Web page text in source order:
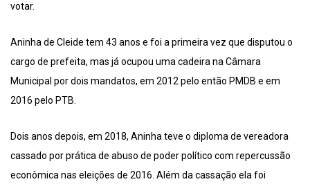
votar.
Aninha de Cleide tem 43 anos e foi a primeira vez que disputou o
cargo de prefeita, mas já ocupou uma cadeira na Câmara
Municipal por dois mandatos, em 2012 pelo então PMDB e em
2016 pelo PTB.
Dois anos depois, em 2018, Aninha teve o diploma de vereadora
cassado por prática de abuso de poder político com repercussão
econômica nas eleições de 2016. Além da cassação ela foi